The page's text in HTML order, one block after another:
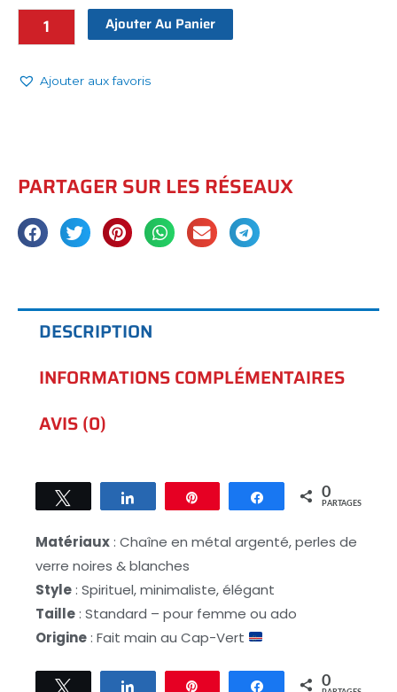
Mystique
Ajouter Au Panier
Ajouter aux favoris
PARTAGER SUR LES RÉSEAUX
DESCRIPTION
INFORMATIONS COMPLÉMENTAIRES
AVIS (0)
Tweetez Partagez Partagez 0
PARTAGES
Matériaux: Chaîne en métal argenté, perles de
verre noires & blanches
Style: Spirituel, minimaliste, élégant
Taille: Standard – pour femme ou ado
Origine: Fait main au Cap-Vert
Tweetez Partagez Partagez 0